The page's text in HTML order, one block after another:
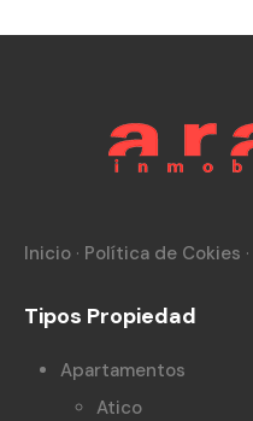
Inicio · Política de Cokies ·
Tipos Propiedad
Apartamentos
Atico